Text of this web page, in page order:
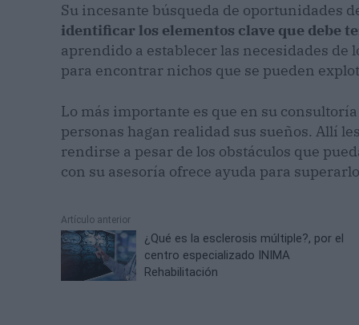
Su incesante búsqueda de oportunidades
identificar los elementos clave que debe
aprendido a establecer las necesidades
para encontrar nichos que se pueden
Lo más importante es que en su
personas hagan realidad sus sueños. Allí
rendirse a pesar de los obstáculos que
con su asesoría ofrece ayuda para
Artículo anterior
¿Qué es la esclerosis múltiple?, por el
centro especializado INIMA
Rehabilitación